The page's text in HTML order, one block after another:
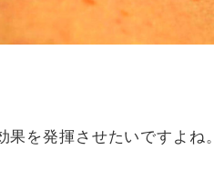
を発揮させたいですよね。